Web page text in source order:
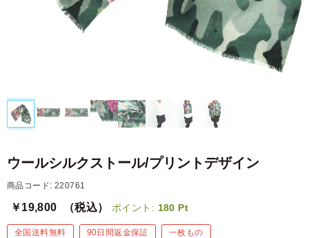
ウールシルクストール/プリントデザイン
商品コード: 220761
￥19,800 （税込） ポイント: 180 Pt
全国送料無料 90日間返金保証 一枚もの